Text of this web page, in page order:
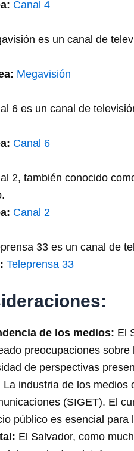
Canal 4
es un canal de
Megavisión
6 es un canal de
Canal 6
2, también conocido
Canal 2
33 es un canal de
Teleprensa 33
de los medios: El
preocupaciones
de perspectivas
La industria de los medios
(SIGET). El
público es esencial para
El Salvador, como